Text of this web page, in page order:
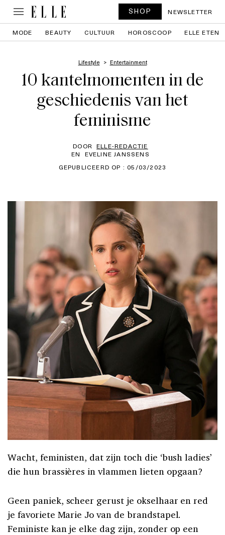
SHOP NEWSLETTER
MODE BEAUTY CULTUUR HOROSCOOP ELLE ETEN
Lifestyle Entertainment
10 kantelmomenten in de
geschiedenis van het
feminisme
DOOR ELLE-REDACTIE
EN
EVELINE JANSSENS
GEPUBLICEERD OP : 05/03/2023
Wacht, feministen, dat zijn toch die ‘bush ladies’
die hun brassières in vlammen lieten opgaan?
Geen paniek, scheer gerust je okselhaar en red
je favoriete Marie Jo van de brandstapel.
Feministe kan je elke dag zijn, zonder op een